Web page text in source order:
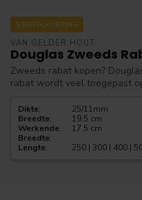
STAFFELKORTING
VAN GELDER HOUT
Douglas Zweeds
Zweeds rabat kopen?
rabat wordt veel toegepast
Dikte:
25/11mm
Breedte:
19.5 cm
Werkende
Breedte:
17.5 cm
Lengte: 250 | 300 | 400 |